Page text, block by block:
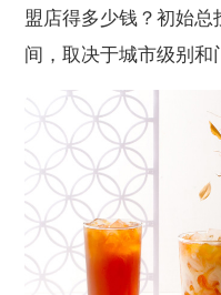
盟店得多少钱？初始
间，取决于城市级别和